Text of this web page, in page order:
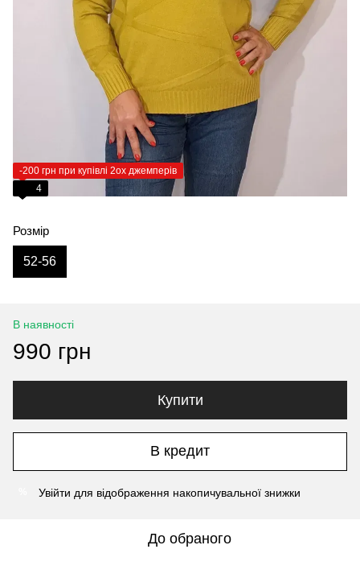
-200 грн при купівлі 2ох джемперів
4
Розмір
52-56
В наявності
990 грн
Купити
В кредит
Увійти для відображення накопичувальної знижки
До обраного